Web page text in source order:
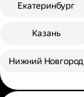
Екатеринбург
Казань
Нижний Новгород